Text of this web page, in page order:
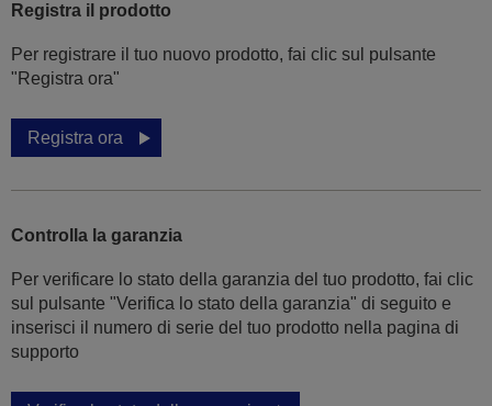
Registra il prodotto
Per registrare il tuo nuovo prodotto, fai clic sul pulsante
"Registra ora"
Registra ora
Controlla la garanzia
Per verificare lo stato della garanzia del tuo prodotto, fai clic
sul pulsante "Verifica lo stato della garanzia" di seguito e
inserisci il numero di serie del tuo prodotto nella pagina di
supporto